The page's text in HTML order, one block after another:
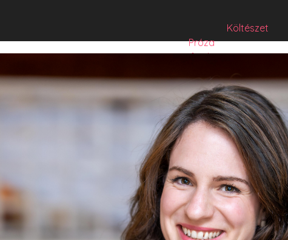
Költészet
Próza
Műfordítás
Folyó/irat/mentés
Sorozat
Hibrid
Hasznos szöveg
Józsefet nem kérdezte senki
Csízió
HISZTI
comicON
PesText